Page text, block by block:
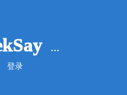
登录